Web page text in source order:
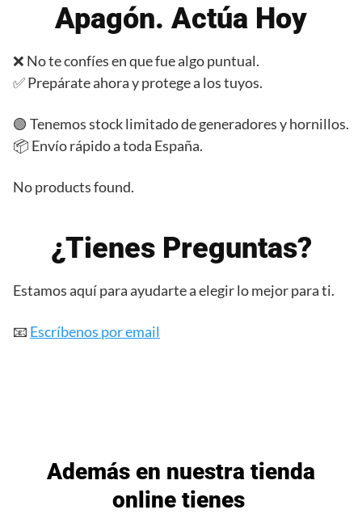
Apagón. Actúa Hoy
❌ No te confíes en que fue algo puntual.
✅ Prepárate ahora y protege a los tuyos.
🟢 Tenemos stock limitado de generadores y hornillos.
📦 Envío rápido a toda España.
No products found.
¿Tienes Preguntas?
Estamos aquí para ayudarte a elegir lo mejor para ti.
📧 Escríbenos por email
Además en nuestra tienda
online tienes